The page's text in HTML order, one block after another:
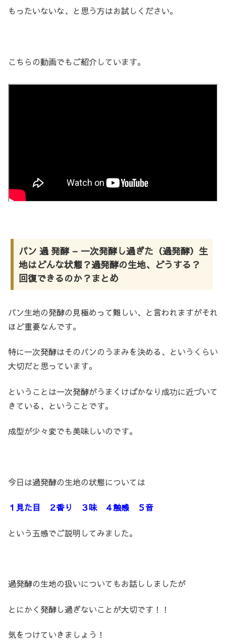
もったいないな、と思う方はお試しください。
こちらの動画でもご紹介しています。
パン 過 発酵 – 一次発酵し過ぎた（過発酵）生
地はどんな状態？過発酵の生地、どうする？
回復できるのか？まとめ
パン生地の発酵の見極めって難しい、と言われますがそれ
ほど重要なんです。
特に一次発酵はそのパンのうまみを決める、というくらい
大切だと思っています。
ということは一次発酵がうまくけばかなり成功に近づいて
きている、ということです。
成型が少々変でも美味しいのです。
今日は過発酵の生地の状態については
１見た目 ２香り ３味 ４触感 ５音
という五感でご説明してみました。
過発酵の生地の扱いについてもお話ししましたが
とにかく発酵し過ぎないことが大切です！！
気をつけていきましょう！